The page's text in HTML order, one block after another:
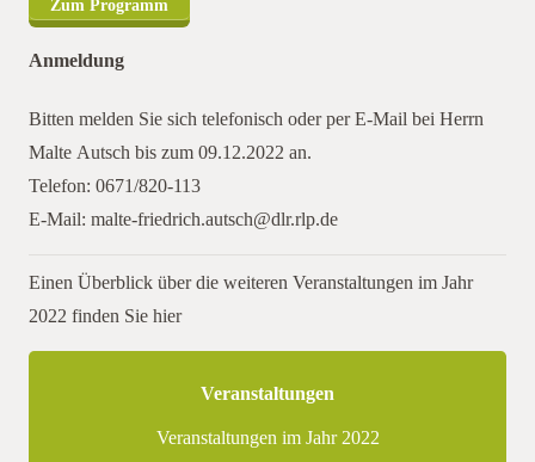
Anmeldung
Bitten melden Sie sich telefonisch oder per E-Mail bei Herrn
Malte Autsch bis zum 09.12.2022 an.
Telefon: 0671/820-113
E-Mail: malte-friedrich.autsch@dlr.rlp.de
Einen Überblick über die weiteren Veranstaltungen im Jahr
2022 finden Sie hier
Veranstaltungen
Veranstaltungen im Jahr 2022